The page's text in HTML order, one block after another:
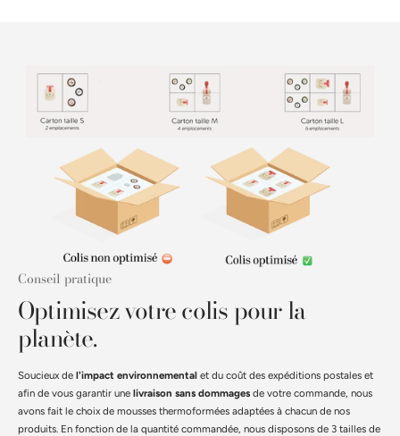
Conseil pratique
Optimisez votre colis pour la
planète.
Soucieux de l'impact environnemental et du coût des expéditions postales et
afin de vous garantir une livraison sans dommages de votre commande, nous
avons fait le choix de mousses thermoformées adaptées à chacun de nos
produits. En fonction de la quantité commandée, nous disposons de 3 tailles de